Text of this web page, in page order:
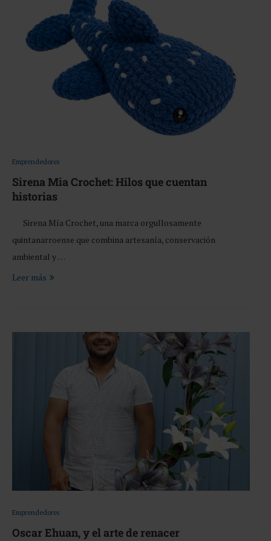
Emprendedores
Sirena Mia Crochet: Hilos que cuentan
historias
Sirena Mía Crochet, una marca orgullosamente
quintanarroense que combina artesanía, conservación
ambiental y …
Leer más
Emprendedores
Oscar Ehuan, y el arte de renacer